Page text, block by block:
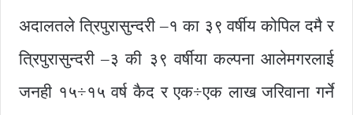
अदालतले त्रिपुरासुन्दरी –१ का ३९ वर्षीय कोपिल दमै र
त्रिपुरासुन्दरी –३ की ३९ वर्षीया कल्पना आलेमगरलाई
जनही १५÷१५ वर्ष कैद र एक÷एक लाख जरिवाना गर्ने